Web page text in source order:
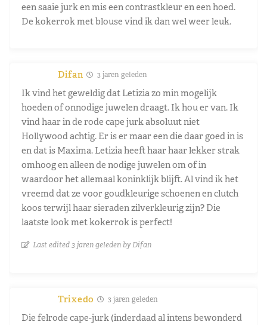
een saaie jurk en mis een contrastkleur en een hoed.
De kokerrok met blouse vind ik dan wel weer leuk.
Difan 3 jaren geleden
Ik vind het geweldig dat Letizia zo min mogelijk
hoeden of onnodige juwelen draagt. Ik hou er van. Ik
vind haar in de rode cape jurk absoluut niet
Hollywood achtig. Er is er maar een die daar goed in is
en dat is Maxima. Letizia heeft haar haar lekker strak
omhoog en alleen de nodige juwelen om of in
waardoor het allemaal koninklijk blijft. Al vind ik het
vreemd dat ze voor goudkleurige schoenen en clutch
koos terwijl haar sieraden zilverkleurig zijn? Die
laatste look met kokerrok is perfect!
Last edited 3 jaren geleden by Difan
Trixedo 3 jaren geleden
Die felrode cape-jurk (inderdaad al intens bewonderd